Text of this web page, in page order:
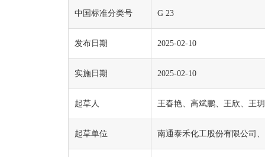
中国标准分类号 G 23
发布日期 2025-02-10
实施日期 2025-02-10
起草人 王春艳、高斌鹏、王欣、王
起草单位 南通泰禾化工股份有限公司